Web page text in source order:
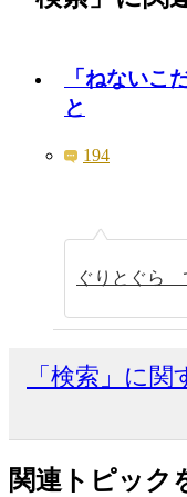
「ねないこ
と
194
ぐりとぐら
「検索」に
関連トピック